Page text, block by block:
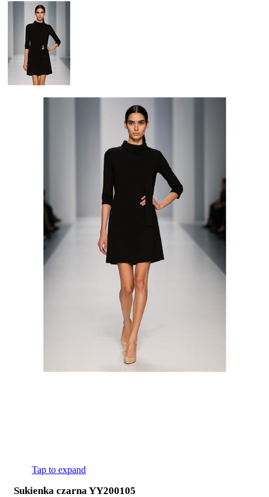
Tap to expand
Sukienka czarna YY200105